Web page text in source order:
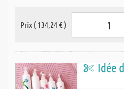
Prix ( 134,24 € )
Idée